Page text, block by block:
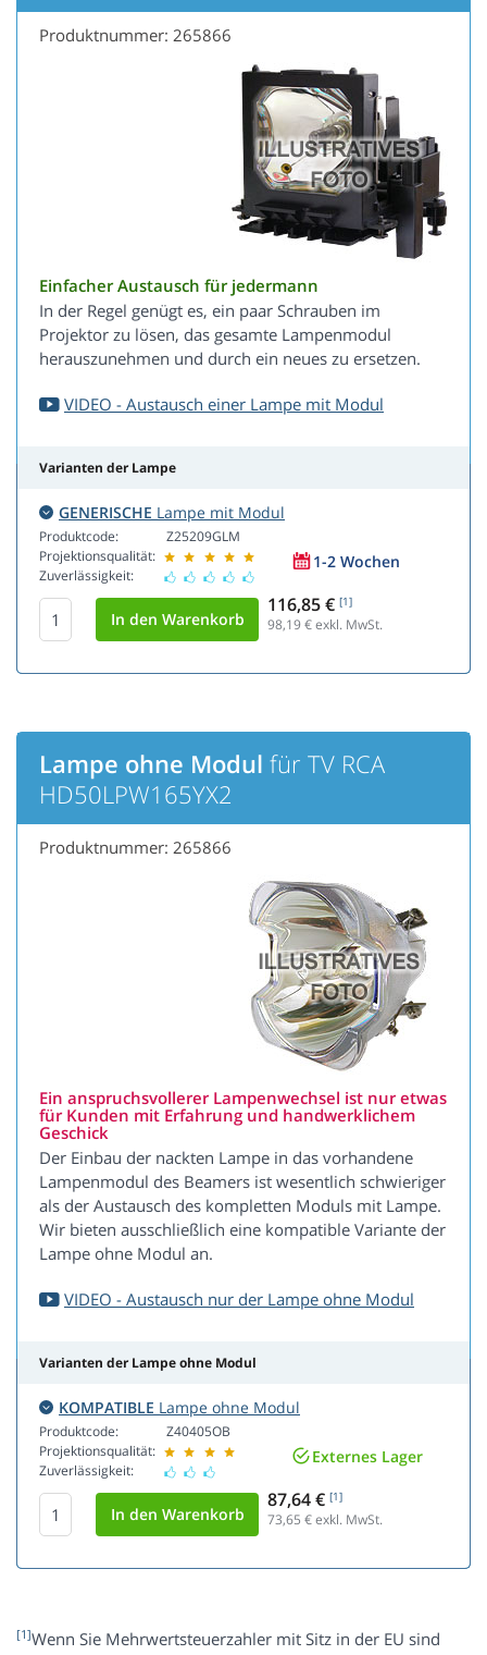
Produktnummer: 265866
Einfacher Austausch für jedermann
In der Regel genügt es, ein paar Schrauben im
Projektor zu lösen, das gesamte Lampenmodul
herauszunehmen und durch ein neues zu ersetzen.
VIDEO - Austausch einer Lampe mit Modul
Varianten der Lampe
GENERISCHE Lampe mit Modul
Produktcode:
Projektionsqualität:
Zuverlässigkeit:
Z25209GLM
1-2 Wochen
116,85 € [1]
98,19€ exkl. MwSt.
Lampe ohne Modul für TV RCA
HD50LPW165YX2
Produktnummer: 265866
Ein anspruchsvollerer Lampenwechsel ist nur etwas
für Kunden mit Erfahrung und handwerklichem
Geschick
Der Einbau der nackten Lampe in das vorhandene
Lampenmodul des Beamers ist wesentlich schwieriger
als der Austausch des kompletten Moduls mit Lampe.
Wir bieten ausschließlich eine kompatible Variante der
Lampe ohne Modul an.
VIDEO - Austausch nur der Lampe ohne Modul
Varianten der Lampe ohne Modul
KOMPATIBLE Lampe ohne Modul
Produktcode:
Projektionsqualität:
Zuverlässigkeit:
Z40405OB
Externes Lager
87,64 € [1]
73,65 € exkl. MwSt.
[1]Wenn Sie Mehrwertsteuerzahler mit Sitz in der EU sind